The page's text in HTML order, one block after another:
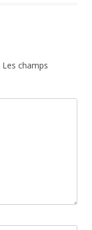
Les champs